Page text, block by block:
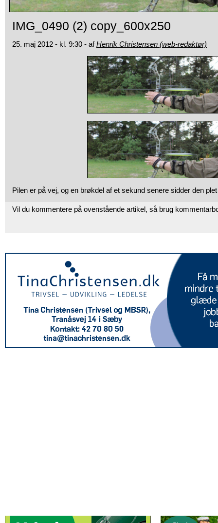
IMG_0490 (2) copy_600x250
25. maj 2012 - kl. 9:30 - afHenrik Christensen (web-redaktør)
Pilen er på vej, og en brøkdel af et sekund senere sidder den
Vil du kommentere på ovenstående artikel, så brug